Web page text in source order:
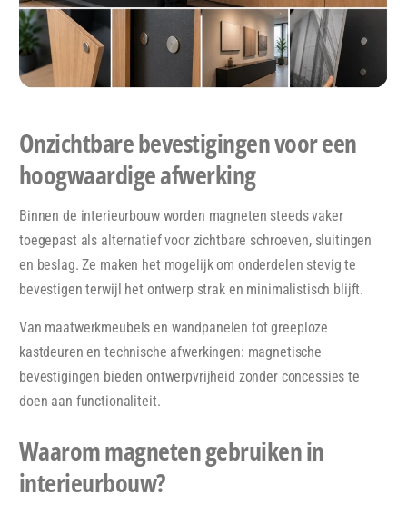
Onzichtbare bevestigingen voor een
hoogwaardige afwerking
Binnen de interieurbouw worden magneten steeds vaker
toegepast als alternatief voor zichtbare schroeven, sluitingen
en beslag. Ze maken het mogelijk om onderdelen stevig te
bevestigen terwijl het ontwerp strak en minimalistisch blijft.
Van maatwerkmeubels en wandpanelen tot greeploze
kastdeuren en technische afwerkingen: magnetische
bevestigingen bieden ontwerpvrijheid zonder concessies te
doen aan functionaliteit.
Waarom magneten gebruiken in
interieurbouw?